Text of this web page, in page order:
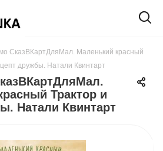
СказВКартДляМал. Маленький красный
дружбы. Натали Квинтарт
Трактор и
Натали Квинтарт